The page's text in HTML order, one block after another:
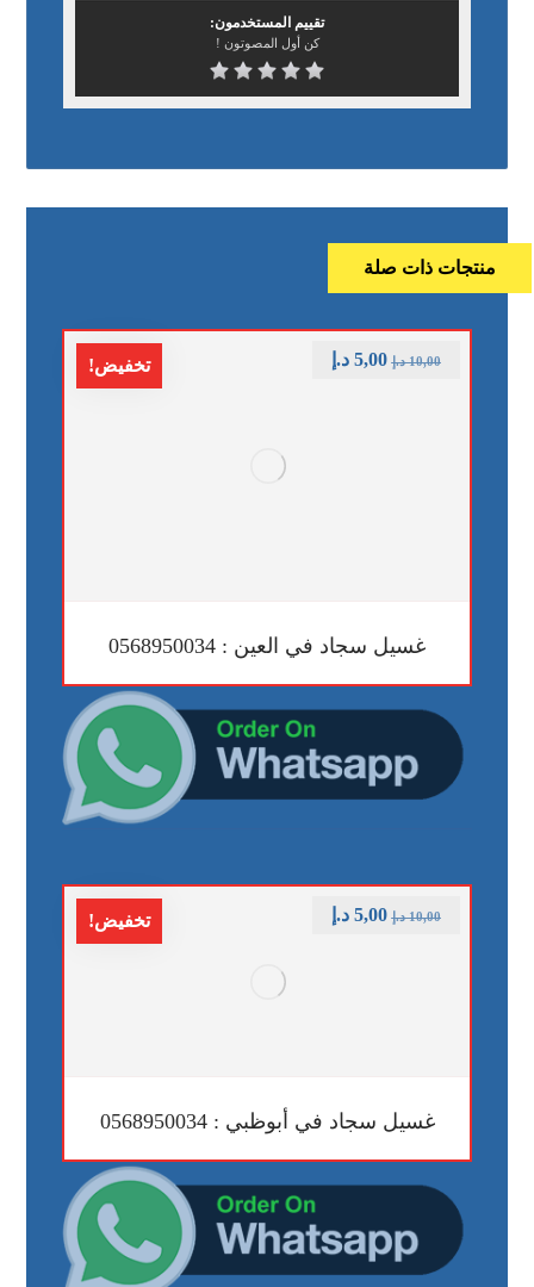
تقييم المستخدمون:
كن أول المصوتون !
منتجات ذات صلة
تخفيض!
غسيل سجاد في العين : 0568950034
10,00 د.إ 5,00 د.إ
تخفيض!
غسيل سجاد في أبوظبي : 0568950034
10,00 د.إ 5,00 د.إ